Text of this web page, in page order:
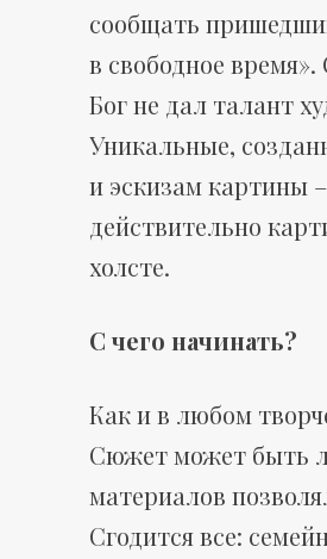
сообщать
в свободное
Бог не дал талант
Уникальные,
и эскизам картины
действительно
холсте.
С чего начинать?
Как и в любом
Сюжет может быть
материалов
Сгодится все: